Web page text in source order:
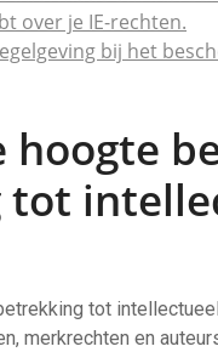
over je IE-rechten.
bij het
hoogte
tot
merkrechten en